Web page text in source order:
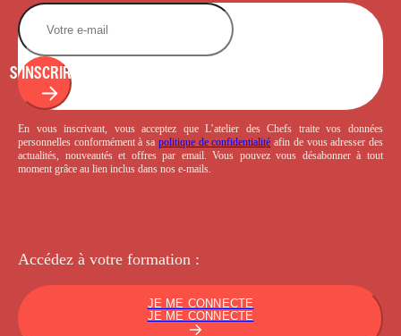
S'INSCRIRE
En vous inscrivant, vous acceptez que L’atelier des Chefs traite vos données
personnelles conformément à sa politique de confidentialité afin de vous adresser des
actualités, nouveautés et offres par email. Vous pouvez vous désabonner à tout
moment grâce au lien inclus dans nos e-mails.
Accédez à votre formation :
JE ME CONNECTE
JE ME CONNECTE